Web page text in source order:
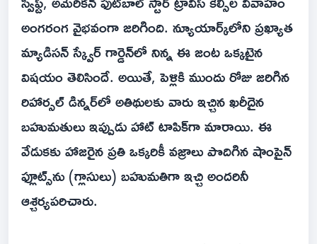
అంగరంగ వైభవంగా జరిగింది. న్యూయార్క్‌లోని ప్రఖ్యాత
మ్యాడిసన్ స్క్వేర్ గార్డెన్‌లో నిన్న‌ ఈ జంట ఒక్కటైన
విషయం తెలిసిందే. అయితే, పెళ్లికి ముందు రోజు జరిగిన
రిహార్సల్ డిన్నర్‌లో అతిథులకు వారు ఇచ్చిన ఖరీదైన
బహుమతులు ఇప్పుడు హాట్ టాపిక్‌గా మారాయి. ఈ
వేడుకకు హాజరైన ప్రతి ఒక్కరికీ వజ్రాలు పొదిగిన షాంపైన్
ఫ్లూట్స్‌ను (గ్లాసులు) బహుమతిగా ఇచ్చి అందరినీ
ఆశ్చర్యపరిచారు.